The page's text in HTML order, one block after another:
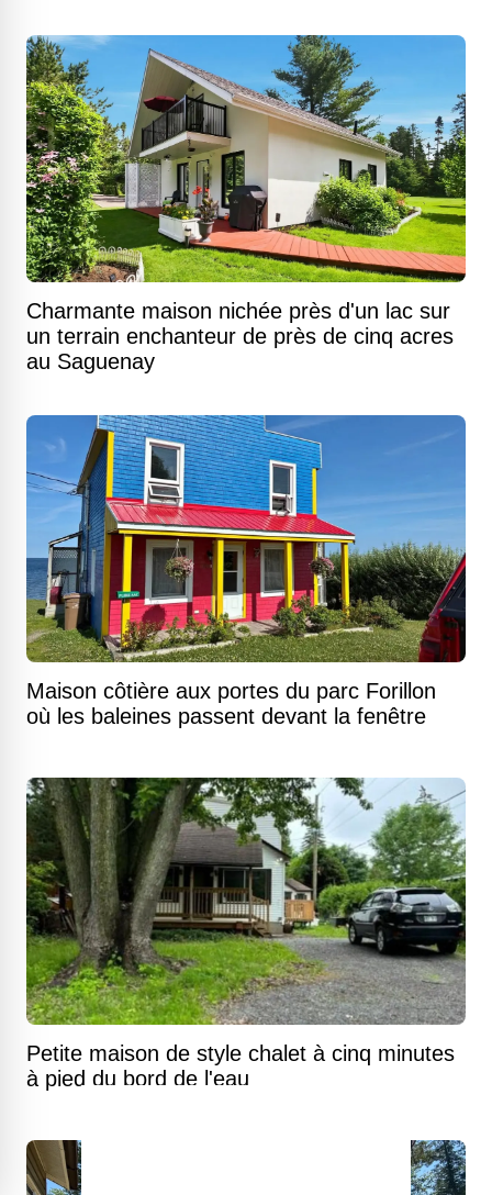
Charmante maison nichée près d'un lac sur
un terrain enchanteur de près de cinq acres
au Saguenay
Maison côtière aux portes du parc Forillon
où les baleines passent devant la fenêtre
Petite maison de style chalet à cinq minutes
à pied du bord de l'eau